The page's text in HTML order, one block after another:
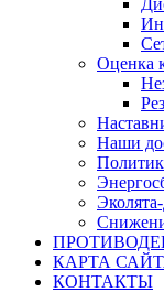
Оценка
Наши
КАРТА
КОНТАКТЫ